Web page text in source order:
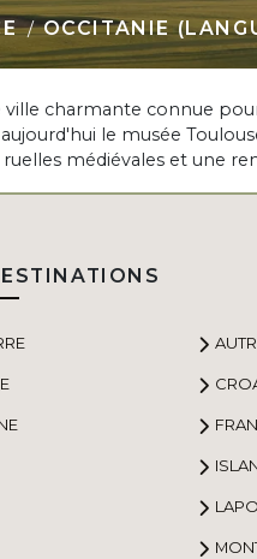
OCCITANIE
ville charmante connue
le musée
médiévales et une